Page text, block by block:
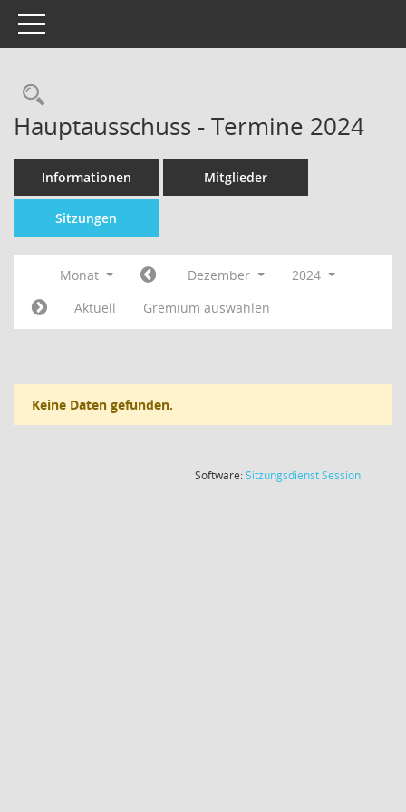
Toggle navigation
Hauptausschuss - Termine 2024
Informationen Mitglieder
Sitzungen
Monat Dezember
2024
Aktuell
Gremium auswählen
Keine Daten gefunden.
Software:SitzungsdienstSession(Wird in